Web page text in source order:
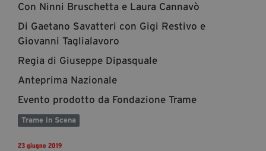
Con Ninni Bruschetta e Laura Cannavò
Di Gaetano Savatteri con Gigi Restivo e
Giovanni Taglialavoro
Regia di Giuseppe Dipasquale
Anteprima Nazionale
Evento prodotto da Fondazione Trame
Trame in Scena
23 giugno 2019